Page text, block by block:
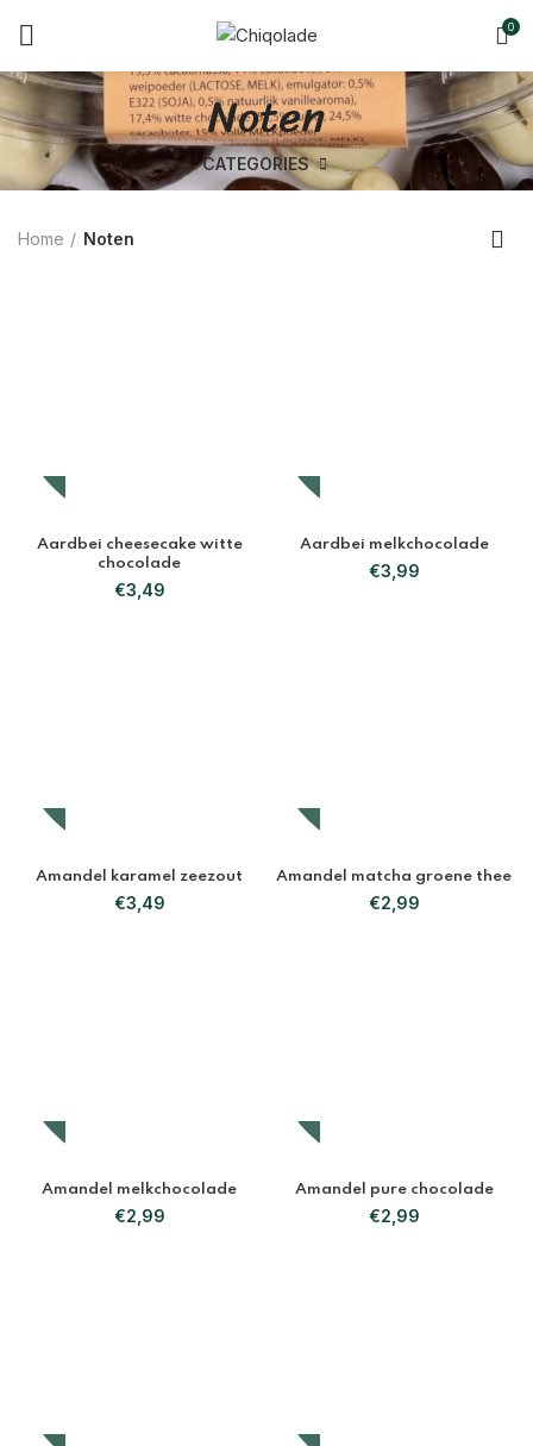
0
Noten
CATEGORIES
Home Noten
Aardbei cheesecake witte
chocolade
€3,49
Aardbei melkchocolade
€3,99
Amandel karamel zeezout
€3,49
Amandel matcha groene thee
€2,99
Amandel melkchocolade
€2,99
Amandel pure chocolade
€2,99